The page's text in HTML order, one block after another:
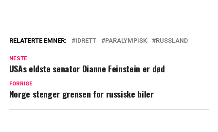
RELATERTE EMNER: IDRETT PARALYMPISK RUSSLAND
NESTE
USAs eldste senator Dianne Feinstein er død
FORRIGE
Norge stenger grensen for russiske biler